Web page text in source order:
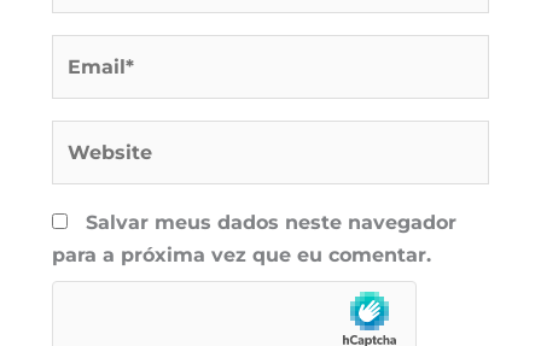
Salvar meus dados neste navegador
para a próxima vez que eu comentar.